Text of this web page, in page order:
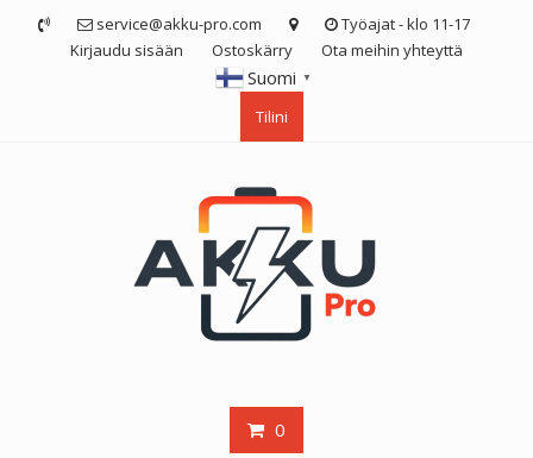
service@akku-pro.com
Työajat - klo 11-17
Kirjaudu sisään
Ostoskärry Ota meihin yhteyttä
Suomi ▼
Tilini
0